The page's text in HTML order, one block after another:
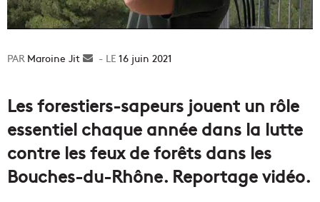
Maroine Jit
Envoyer16 juin 2021
Les forestiers-sapeurs jouent un rôle
essentiel chaque année dans la lutte
contre les feux de forêts dans les
Bouches-du-Rhône. Reportage vidéo.